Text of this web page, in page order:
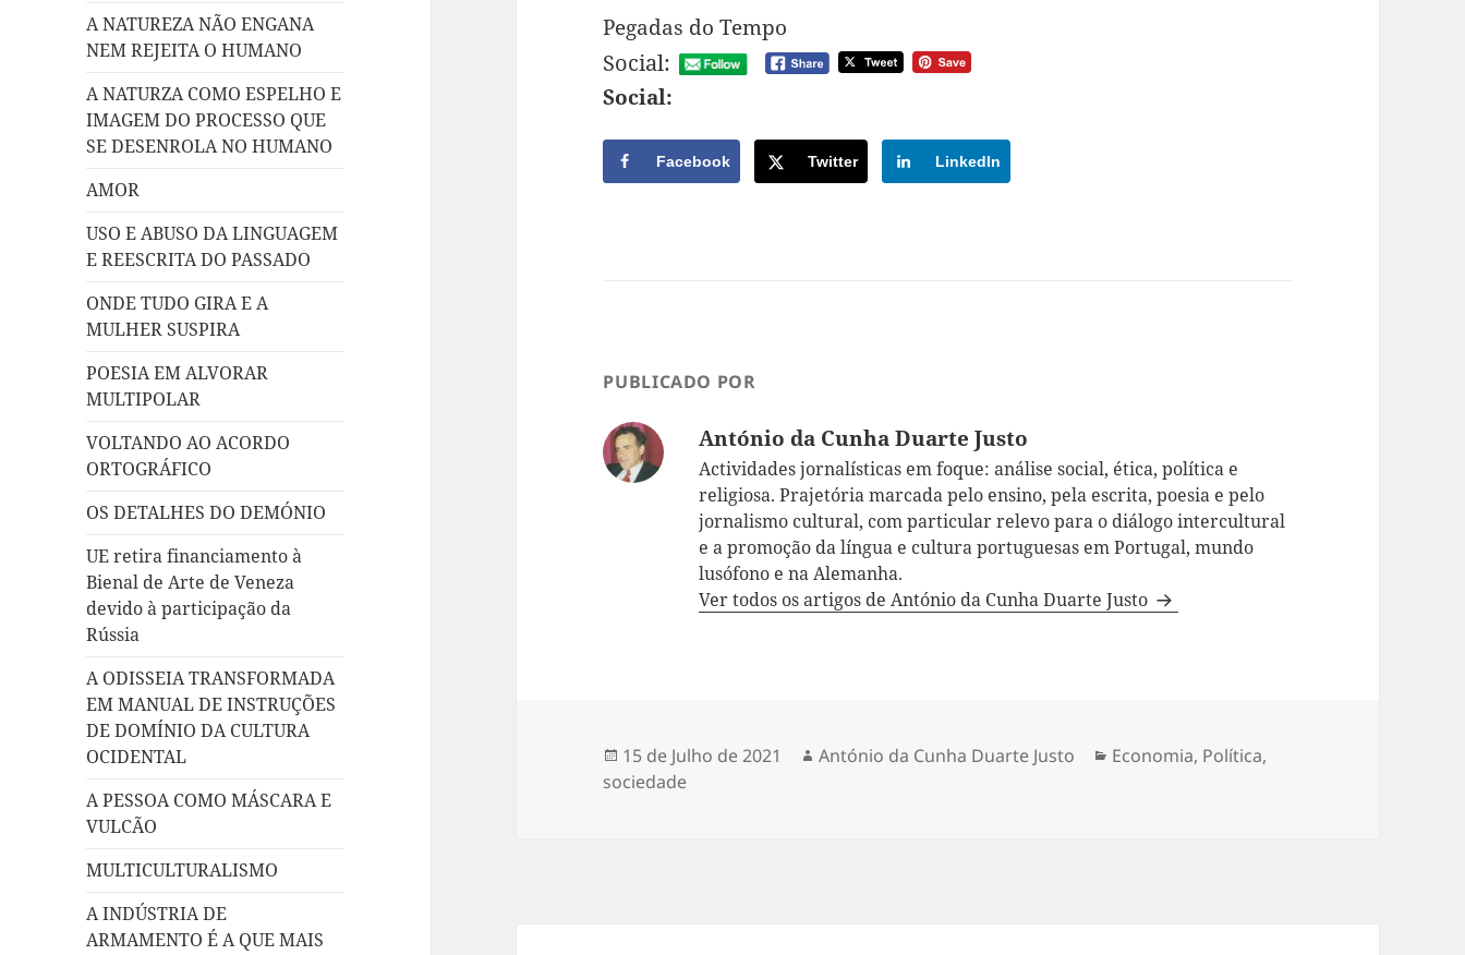
A NATUREZA NÃO ENGANA
NEM REJEITA O HUMANO
A NATURZA COMO ESPELHO E
IMAGEM DO PROCESSO QUE
SE DESENROLA NO HUMANO
AMOR
USO E ABUSO DA LINGUAGEM
E REESCRITA DO PASSADO
ONDE TUDO GIRA E A
MULHER SUSPIRA
POESIA EM ALVORAR
MULTIPOLAR
VOLTANDO AO ACORDO
ORTOGRÁFICO
OS DETALHES DO DEMÓNIO
UE retira financiamento à
Bienal de Arte de Veneza
devido à participação da
Rússia
A ODISSEIA TRANSFORMADA
EM MANUAL DE INSTRUÇÕES
DE DOMÍNIO DA CULTURA
OCIDENTAL
A PESSOA COMO MÁSCARA E
VULCÃO
MULTICULTURALISMO
A INDÚSTRIA DE
ARMAMENTO É A QUE MAIS
Pegadas do Tempo
Social:
Social:
Facebook Twitter LinkedIn
PUBLICADO POR
António da Cunha Duarte Justo
Actividades jornalísticas em foque: análise social, ética, política e
religiosa. Prajetória marcada pelo ensino, pela escrita, poesia e pelo
jornalismo cultural, com particular relevo para o diálogo intercultural
e a promoção da língua e cultura portuguesas em Portugal, mundo
lusófono e na Alemanha.
Ver todos os artigos de António da Cunha Duarte Justo
Publicado
a
15 de Julho de 2021 Autor
António da Cunha Duarte Justo Categorias
Economia, Política,
sociedade